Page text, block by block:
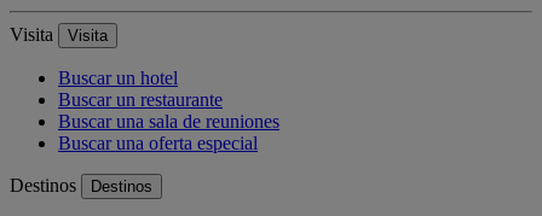
Visita Visita
Buscar un hotel
Buscar un restaurante
Buscar una sala de reuniones
Buscar una oferta especial
Destinos Destinos